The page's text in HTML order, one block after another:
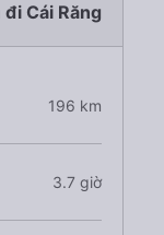
Cái Răng
196 km
3.7 giờ